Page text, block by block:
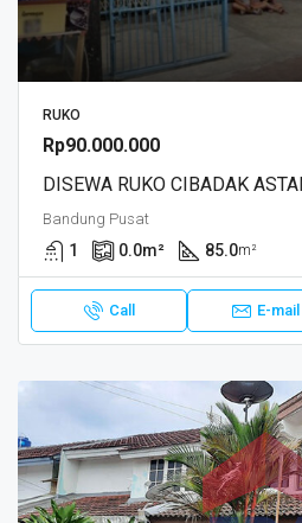
RUKO
Rp90.000.000
DISEWA RUKO CIBADAK
Bandung Pusat
1 0.0m² 85.0m²
Call E-mail